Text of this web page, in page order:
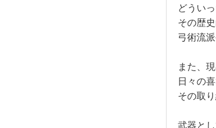
どうい
その歴
弓術流
また、
日々の
その取
武器と